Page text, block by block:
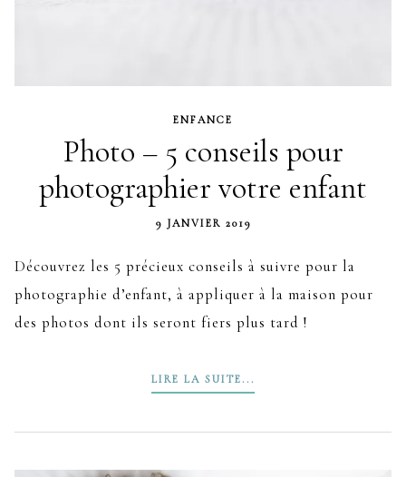
ENFANCE
Photo – 5 conseils pour
photographier votre enfant
9 JANVIER 2019
Découvrez les 5 précieux conseils à suivre pour la
photographie d’enfant, à appliquer à la maison pour
des photos dont ils seront fiers plus tard !
LIRE LA SUITE...